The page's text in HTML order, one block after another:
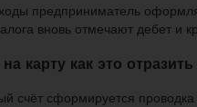
предприниматель
вновь отмечают дебет и
карту как это
счёт сформируется